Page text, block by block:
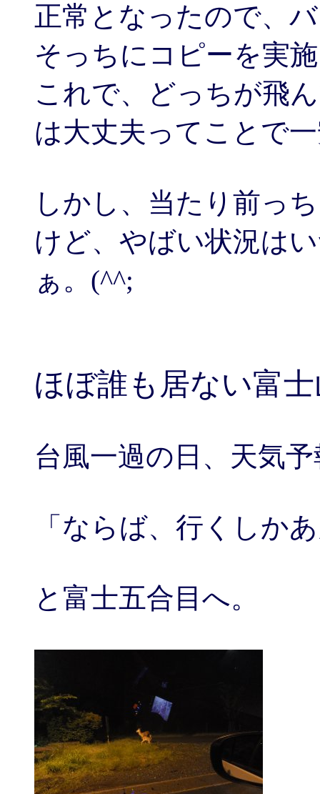
正常となったので、
そっちにコピーを実
これで、どっちが飛
は大丈夫ってことで
しかし、当たり前っ
けど、やばい状況は
ぁ。(^^;
ほぼ誰も居ない富
台風一過の日、天気
「ならば、行くしか
と富士五合目へ。